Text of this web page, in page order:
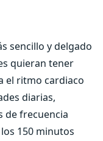
sencillo y delgado
quieran tener
el ritmo cardiaco
diarias,
de frecuencia
150 minutos